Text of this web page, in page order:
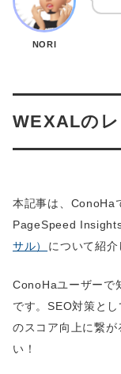
NORI
WEXALの
本記事は、ConoHa
PageSpeed
サル）
について紹介
ConoHaユーザーで
です。SEO対策と
のスコア向上に繋
い！